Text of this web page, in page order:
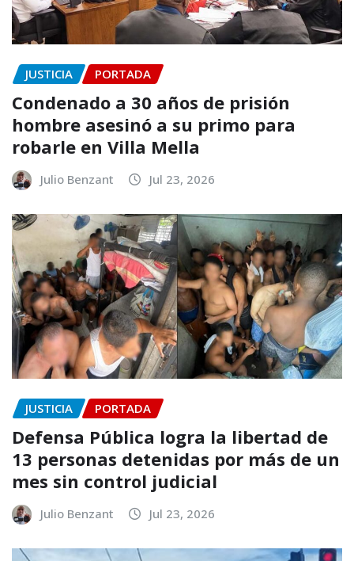
JUSTICIA PORTADA
Condenado a 30 años de prisión
hombre asesinó a su primo para
robarle en Villa Mella
Julio Benzant Jul 23, 2026
JUSTICIA PORTADA
Defensa Pública logra la libertad de
13 personas detenidas por más de un
mes sin control judicial
Julio Benzant Jul 23, 2026